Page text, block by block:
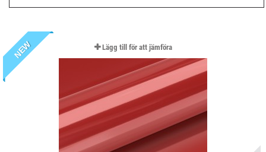
NEW Lägg till för att jämföra